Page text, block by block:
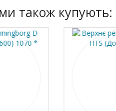
також купують: